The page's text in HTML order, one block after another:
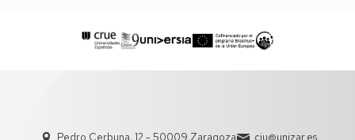
Pedro Cerbuna, 12 - 50009 Zaragoza ciu@unizar.es